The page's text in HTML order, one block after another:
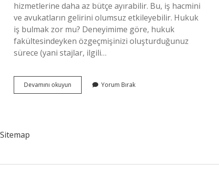
hizmetlerine daha az bütçe ayırabilir. Bu, iş hacmini
ve avukatların gelirini olumsuz etkileyebilir. Hukuk
iş bulmak zor mu? Deneyimime göre, hukuk
fakültesindeyken özgeçmişinizi oluşturduğunuz
sürece (yani stajlar, ilgili…
Devamını okuyun Hukukta
Işsizlik
Yorum Bırak
Sitemap